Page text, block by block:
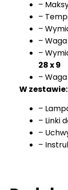
–
–
–
–
–
28 x 9
–
W zestawie:
–
– Linki
–
–